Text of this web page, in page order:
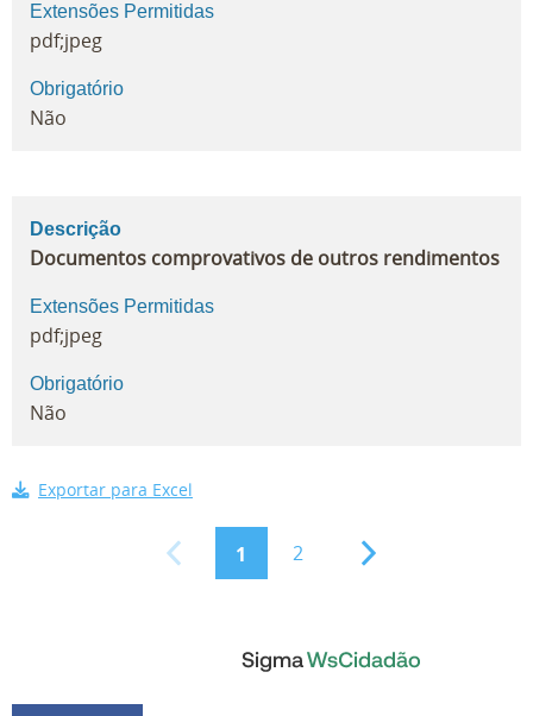
Extensões Permitidas
pdf;jpeg
Obrigatório
Não
Descrição
Documentos comprovativos de outros rendimentos
Extensões Permitidas
pdf;jpeg
Obrigatório
Não
Exportar para Excel
1 2